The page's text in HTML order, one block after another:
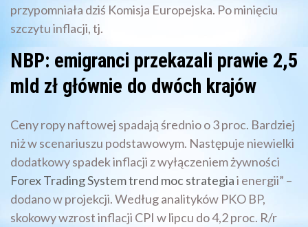
przypomniała dziś Komisja Europejska. Po minięciu
szczytu inflacji, tj.
NBP: emigranci przekazali prawie 2,5
mld zł głównie do dwóch krajów
Ceny ropy naftowej spadają średnio o 3 proc. Bardziej
niż w scenariuszu podstawowym. Następuje niewielki
dodatkowy spadek inflacji z wyłączeniem żywności
Forex Trading System trend moc strategiai energii” –
dodano w projekcji. Według analityków PKO BP,
skokowy wzrost inflacji CPI w lipcu do 4,2 proc. R/r